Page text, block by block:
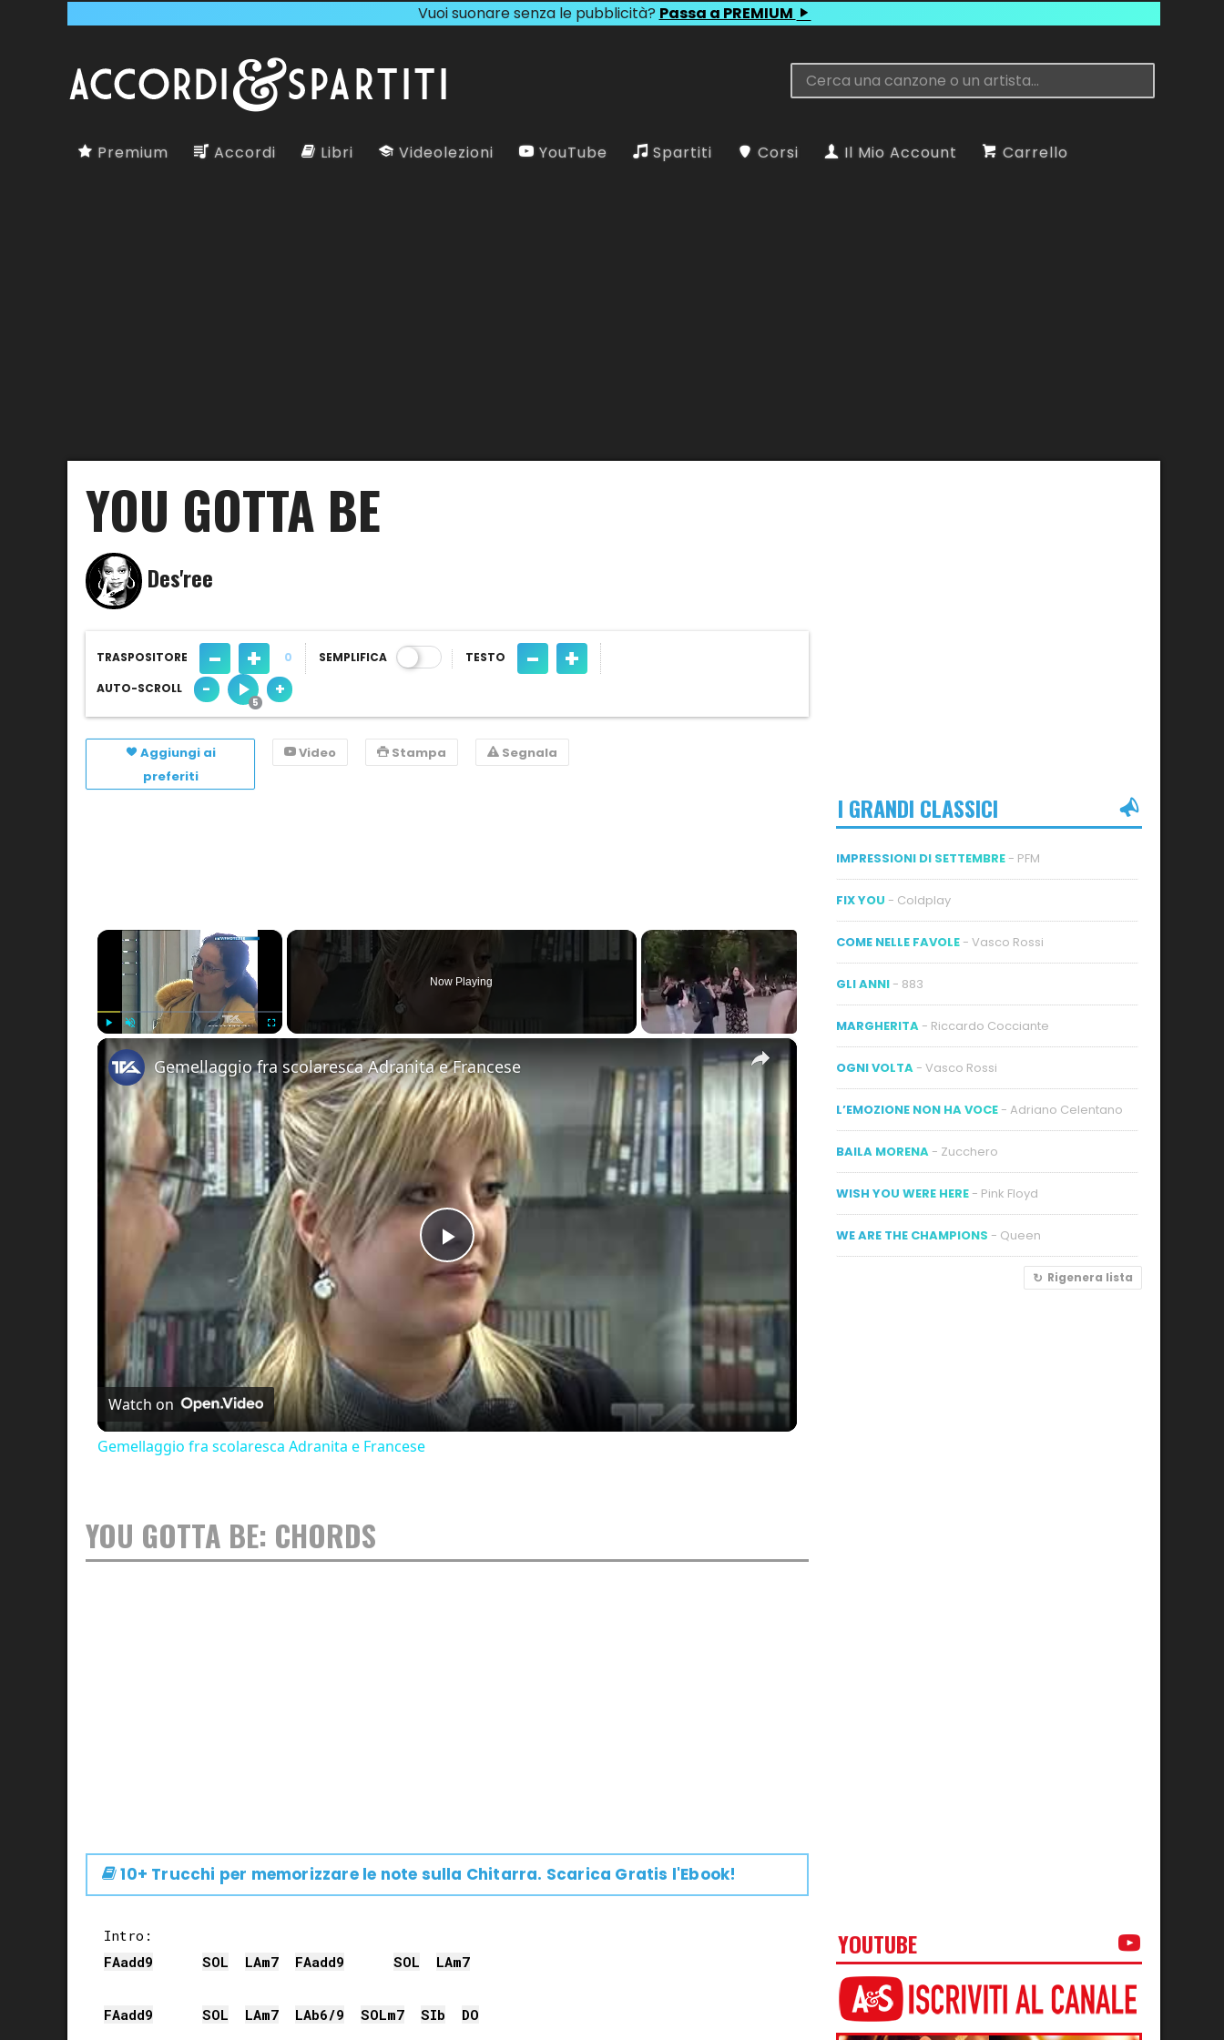
Vuoi suonare senza le pubblicità? Passa a PREMIUM
Premium Accordi Libri Videolezioni YouTube Spartiti Corsi Il Mio Account Carrello
YOU GOTTA BE
Des'ree
TRASPOSITORE - + 0 SEMPLIFICA TESTO - +
AUTO-SCROLL - +
Aggiungi ai
preferiti
Video Stampa Segnala
×
Play
Now Playing
×
Play
Video
Gemellaggio fra scolaresca Adranita e Francese
Watch on
Gemellaggio fra scolaresca Adranita e Francese
YOU GOTTA BE: CHORDS
10+ Trucchi per memorizzare le note sulla Chitarra. Scarica Gratis l'Ebook!
FAadd9 SOL LAm7 FAadd9 SOL LAm7
FAadd9 SOL LAm7 LAb6/9 SOLm7 SIb DO
I GRANDI CLASSICI
IMPRESSIONI DI SETTEMBRE - PFM
FIX YOU - Coldplay
COME NELLE FAVOLE - Vasco Rossi
GLI ANNI - 883
MARGHERITA - Riccardo Cocciante
OGNI VOLTA - Vasco Rossi
L’EMOZIONE NON HA VOCE - Adriano Celentano
BAILA MORENA - Zucchero
WISH YOU WERE HERE - Pink Floyd
WE ARE THE CHAMPIONS - Queen
Rigenera lista
YOUTUBE